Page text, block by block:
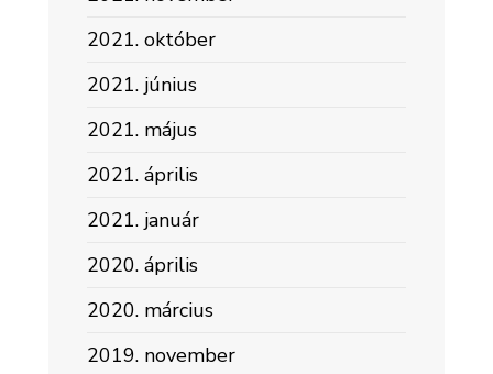
2021. október
2021. június
2021. május
2021. április
2021. január
2020. április
2020. március
2019. november